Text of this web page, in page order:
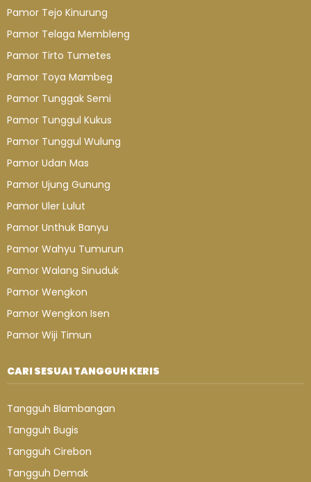
Pamor Tejo Kinurung
Pamor Telaga Membleng
Pamor Tirto Tumetes
Pamor Toya Mambeg
Pamor Tunggak Semi
Pamor Tunggul Kukus
Pamor Tunggul Wulung
Pamor Udan Mas
Pamor Ujung Gunung
Pamor Uler Lulut
Pamor Unthuk Banyu
Pamor Wahyu Tumurun
Pamor Walang Sinuduk
Pamor Wengkon
Pamor Wengkon Isen
Pamor Wiji Timun
CARI SESUAI TANGGUH KERIS
Tangguh Blambangan
Tangguh Bugis
Tangguh Cirebon
Tangguh Demak